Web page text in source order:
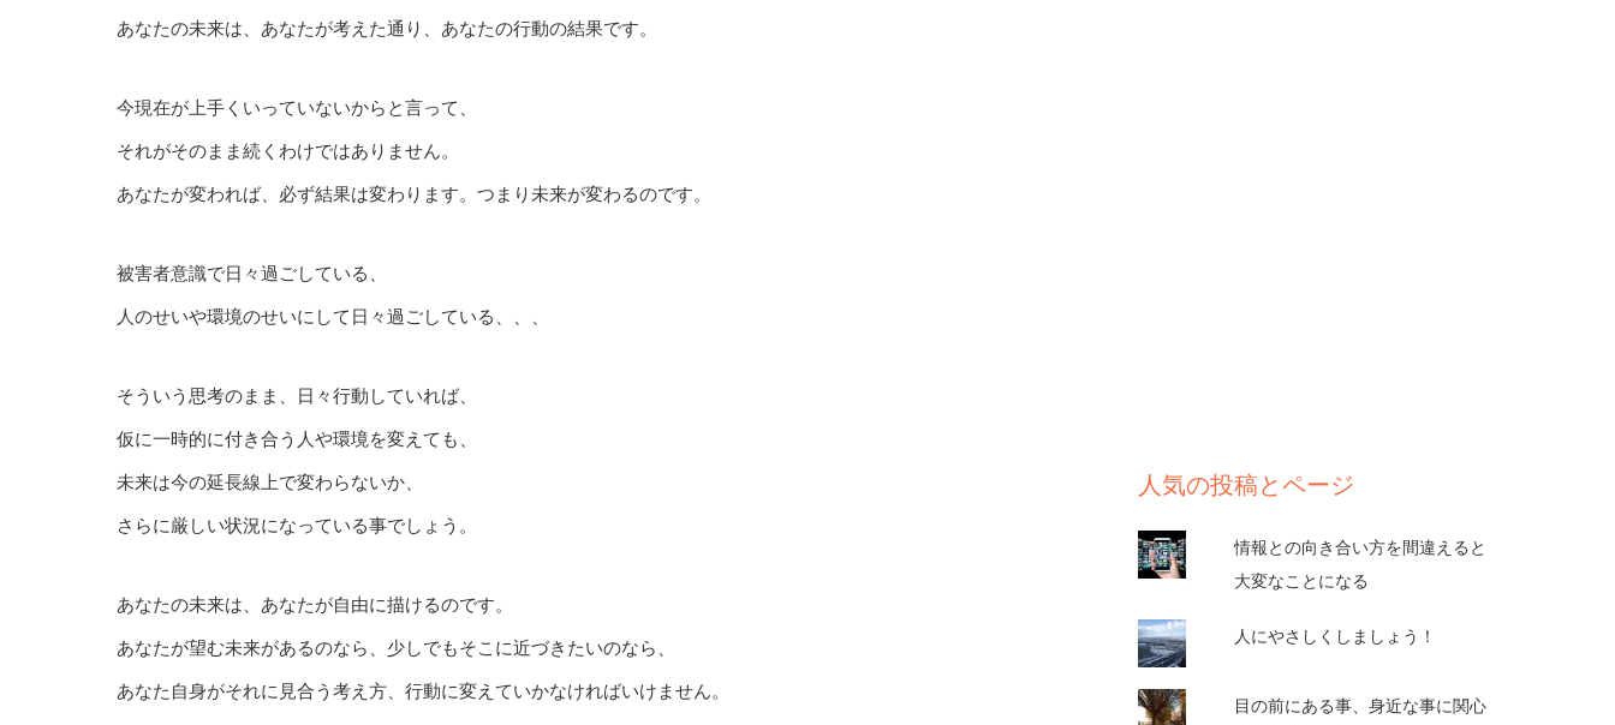
あなたの未来は、あなたが考えた通り、あなたの行動の結果です。
今現在が上手くいっていないからと言って、
それがそのまま続くわけではありません。
あなたが変われば、必ず結果は変わります。つまり未来が変わるのです。
被害者意識で日々過ごしている、
人のせいや環境のせいにして日々過ごしている、、、
そういう思考のまま、日々行動していれば、
仮に一時的に付き合う人や環境を変えても、
未来は今の延長線上で変わらないか、
さらに厳しい状況になっている事でしょう。
あなたの未来は、あなたが自由に描けるのです。
あなたが望む未来があるのなら、少しでもそこに近づきたいのなら、
あなた自身がそれに見合う考え方、行動に変えていかなければいけません。
人気の投稿とページ
情報との向き合い方を間違えると
大変なことになる
人にやさしくしましょう！
目の前にある事、身近な事に関心